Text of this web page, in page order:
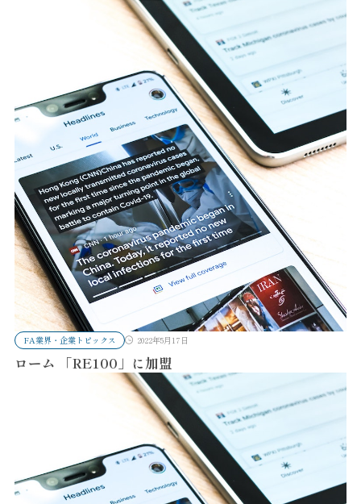
FA業界・企業トピックス 2022年5月17日
ローム 「RE100」に加盟